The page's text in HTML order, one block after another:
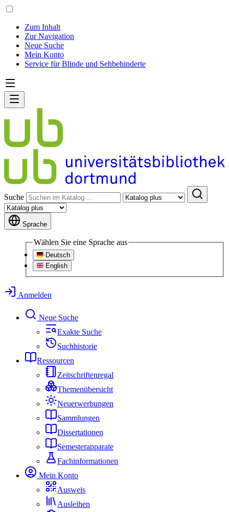
Zum Inhalt
Zur Navigation
Neue Suche
Mein Konto
Service für Blinde und Sehbehinderte
Suche
Sprache
Wählen Sie eine Sprache aus
Deutsch
English
Anmelden
Neue Suche
Exakte Suche
Suchhistorie
Ressourcen
Zeitschriftenregal
Themenübersicht
Neuerwerbungen
Sammlungen
Dissertationen
Semesterapparate
Fachinformationen
Mein Konto
Ausweis
Ausleihen